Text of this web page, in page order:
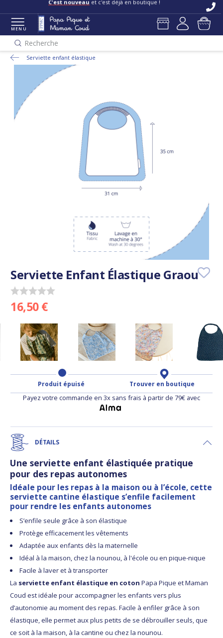
C'est nouveau et c'est déjà en boutique !
MENU
Recherche
Serviette enfant élastique
Serviette Enfant Élastique Graou
16,50 €
Produit épuisé Trouver en boutique
Payez votre commande en 3x sans frais à partir de 79€ avec
DÉTAILS
Une serviette enfant élastiquée pratique
pour des repas autonomes
Idéale pour les repas à la maison ou à l’école, cette
serviette cantine élastique s’enfile facilement
pour rendre les enfants autonomes
S’enfile seule grâce à son élastique
Protège efficacement les vêtements
Adaptée aux enfants dès la maternelle
Idéal à la maison, chez la nounou, à l'école ou en pique-nique
Facile à laver et à transporter
La serviette enfant élastique en coton Papa Pique et Maman
Coud est idéale pour accompagner les enfants vers plus
d’autonomie au moment des repas. Facile à enfiler grâce à son
élastique, elle permet aux plus petits de se débrouiller seuls, que
ce soit à la maison, à la cantine ou chez la nounou.